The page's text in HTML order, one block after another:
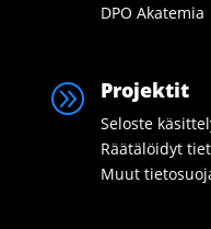
DPO Akatemia
A Projektit
Seloste
Räätälöidyt
Muut